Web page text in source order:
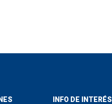
INFO DE INTERÉS